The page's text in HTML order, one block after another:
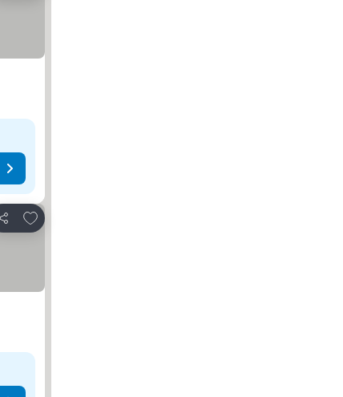
Teilen
Zu Favoriten hinzufügen